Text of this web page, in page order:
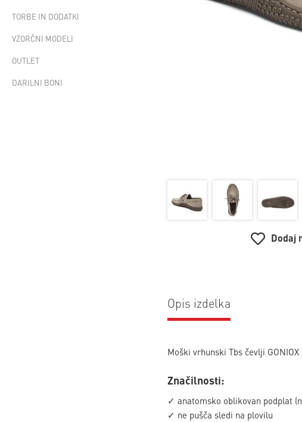
TORBE IN DODATKI
VZORČNI MODELI
OUTLET
DARILNI BONI
Dodaj
Opis izdelka
Moški vrhunski Tbs čevlji
Značilnosti:
✓ anatomsko oblikovan podplat
✓ ne pušča sledi na plovilu